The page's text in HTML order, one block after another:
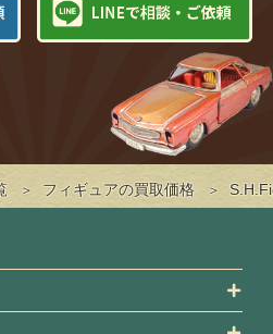
フィギュアの買取価格